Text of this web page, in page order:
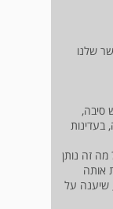
שלנו
סיבה,
בעדינות
זה נותן
אותה
שיענה על